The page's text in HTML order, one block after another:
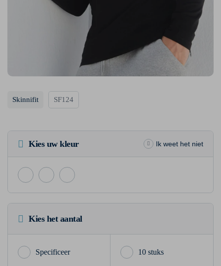
Skinnifit SF124
Kies uw kleur Ik weet het niet
Kies het aantal
10 stuks